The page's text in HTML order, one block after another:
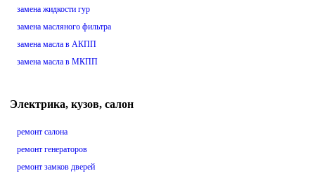
замена жидкости гур
замена масляного фильтра
замена масла в АКПП
замена масла в МКПП
Электрика, кузов, салон
ремонт салона
ремонт генераторов
ремонт замков дверей